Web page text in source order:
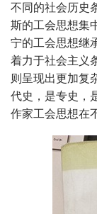
不同的社会历史
斯的工会思想集
宁的工会思想继
着力于社会主义
则呈现出更加复
代史，是专史，
作家工会思想在